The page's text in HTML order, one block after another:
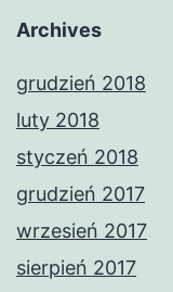
Archives
grudzień 2018
luty 2018
styczeń 2018
grudzień 2017
wrzesień 2017
sierpień 2017